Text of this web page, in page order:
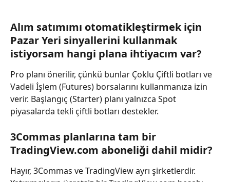
Alım satımımı otomatikleştirmek için
Pazar Yeri sinyallerini kullanmak
istiyorsam hangi plana ihtiyacım var?
Pro planı önerilir, çünkü bunlar Çoklu Çiftli botları ve
Vadeli İşlem (Futures) borsalarını kullanmanıza izin
verir. Başlangıç (Starter) planı yalnızca Spot
piyasalarda tekli çiftli botları destekler.
3Commas planlarına tam bir
TradingView.com aboneliği dahil midir?
Hayır, 3Commas ve TradingView ayrı şirketlerdir.